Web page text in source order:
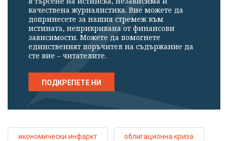
качествена журналистика. Вие можете да
допринесете за нашия стремеж към
истината, неприкривана от финансови
зависимости. Можете да помогнете
единственият поръчител на съдържание да
сте вие – читателите.
ПОДКРЕПЕТЕ НИ
икономически инфаркт облигационна криза